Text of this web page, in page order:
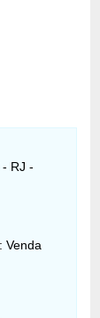
RJ -
Venda